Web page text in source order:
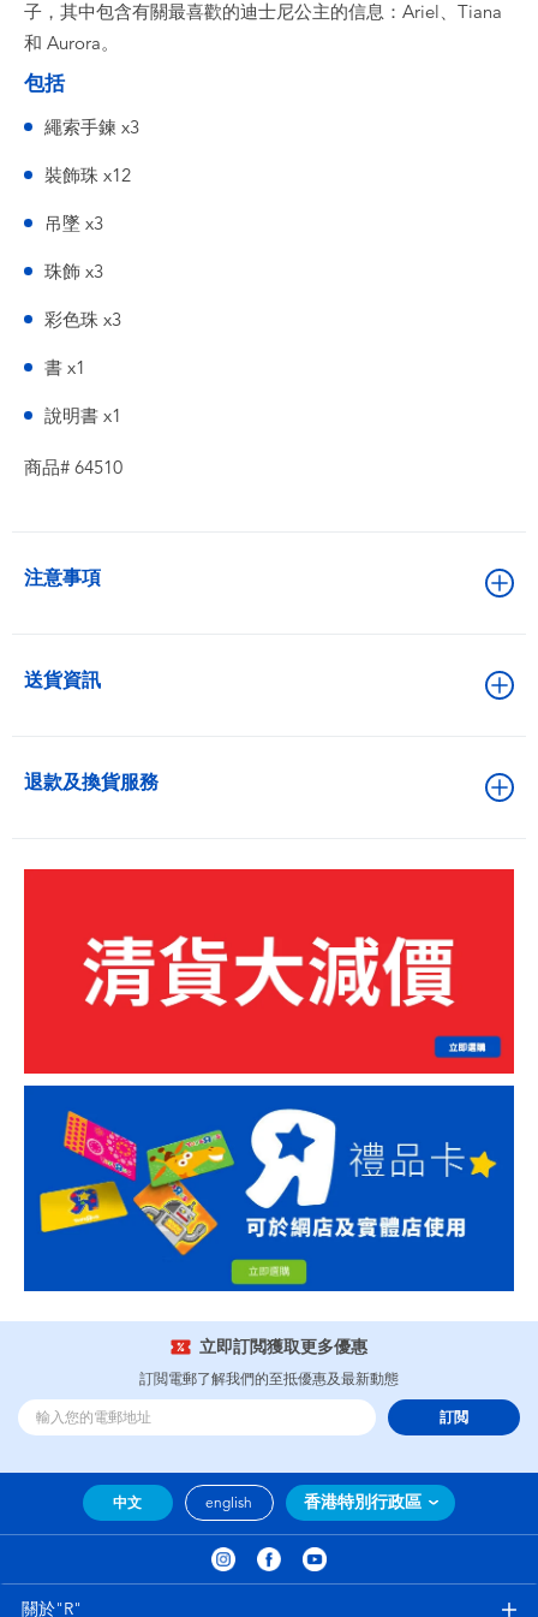
子，其中包含有關最喜歡的迪士尼公主的信息：Ariel、Tiana
和 Aurora。
包括
繩索手鍊 x3
裝飾珠 x12
吊墜 x3
珠飾 x3
彩色珠 x3
書 x1
說明書 x1
商品# 64510
注意事項
送貨資訊
退款及換貨服務
立即訂閲獲取更多優惠
訂閲電郵了解我們的至抵優惠及最新動態
訂閲
中文 english 香港特別行政區
關於"R"